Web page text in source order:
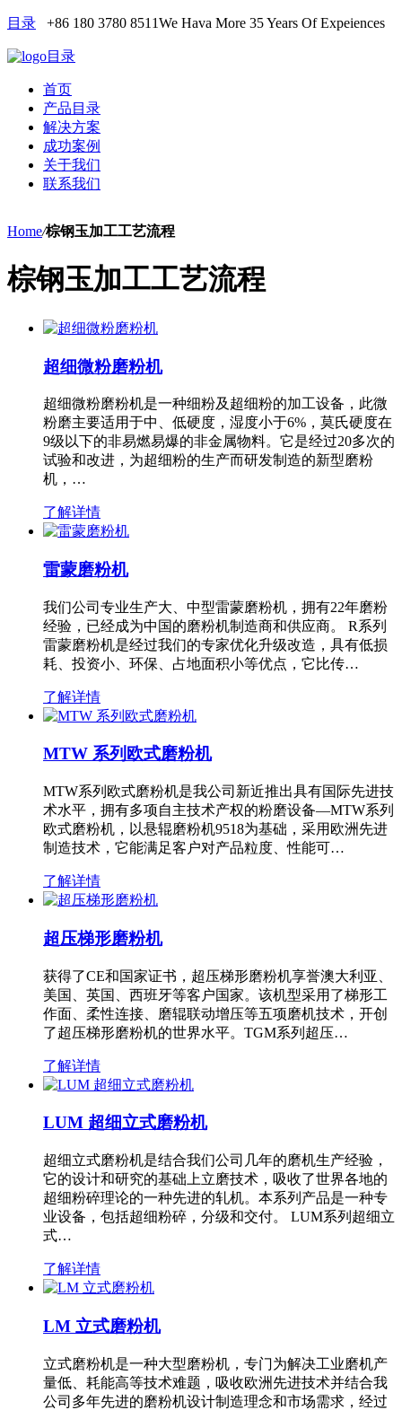
目录 +86 180 3780 8511We Hava More 35 Years Of Expeiences
目录
首页
产品目录
解决方案
成功案例
关于我们
联系我们
Home/棕钢玉加工工艺流程
棕钢玉加工工艺流程
超细微粉磨粉机
超细微粉磨粉机是一种细粉及超细粉的加工设备，此微
粉磨主要适用于中、低硬度，湿度小于6%，莫氏硬度在
9级以下的非易燃易爆的非金属物料。它是经过20多次的
试验和改进，为超细粉的生产而研发制造的新型磨粉
机，…
了解详情
雷蒙磨粉机
我们公司专业生产大、中型雷蒙磨粉机，拥有22年磨粉
经验，已经成为中国的磨粉机制造商和供应商。 R系列
雷蒙磨粉机是经过我们的专家优化升级改造，具有低损
耗、投资小、环保、占地面积小等优点，它比传…
了解详情
MTW 系列欧式磨粉机
MTW系列欧式磨粉机是我公司新近推出具有国际先进技
术水平，拥有多项自主技术产权的粉磨设备—MTW系列
欧式磨粉机，以悬辊磨粉机9518为基础，采用欧洲先进
制造技术，它能满足客户对产品粒度、性能可…
了解详情
超压梯形磨粉机
获得了CE和国家证书，超压梯形磨粉机享誉澳大利亚、
美国、英国、西班牙等客户国家。该机型采用了梯形工
作面、柔性连接、磨辊联动增压等五项磨机技术，开创
了超压梯形磨粉机的世界水平。TGM系列超压…
了解详情
LUM 超细立式磨粉机
超细立式磨粉机是结合我们公司几年的磨机生产经验，
它的设计和研究的基础上立磨技术，吸收了世界各地的
超细粉碎理论的一种先进的轧机。本系列产品是一种专
业设备，包括超细粉碎，分级和交付。 LUM系列超细立
式…
了解详情
LM 立式磨粉机
立式磨粉机是一种大型磨粉机，专门为解决工业磨机产
量低、耗能高等技术难题，吸收欧洲先进技术并结合我
公司多年先进的磨粉机设计制造理念和市场需求，经过